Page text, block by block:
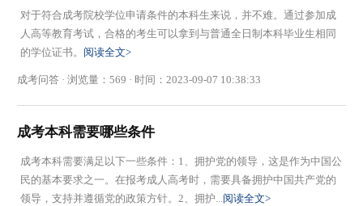
对于符合成考院校学位申请条件的本科生来说，并不难。通过参加成
人高等教育考试，合格的考生可以拿到与普通全日制本科毕业生相同
的学位证书。 阅读全文>
成考问答 · 浏览量：569 · 时间：2023-09-07 10:38:33
成考本科需要哪些条件
成考本科需要满足以下一些条件：1、拥护党的领导，这是作为中国公
民的基本要求之一。在报考成人高考时，需要具备拥护中国共产党的
领导，支持并遵循党的政策方针。2、拥护...阅读全文>